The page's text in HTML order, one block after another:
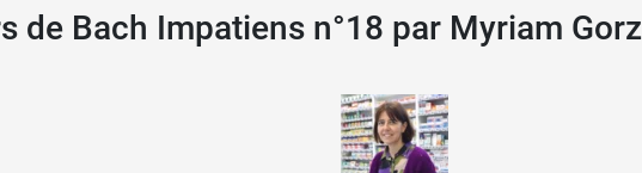
de Bach Impatiens n°18 par Myriam